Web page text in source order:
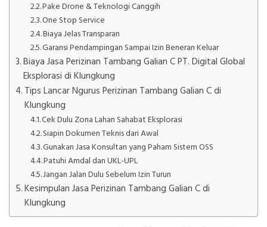
Pake Drone & Teknologi Canggih
One Stop Service
Biaya Jelas Transparan
Garansi Pendampingan Sampai Izin Beneran Keluar
Biaya Jasa Perizinan Tambang Galian C PT. Digital Global
Eksplorasi di Klungkung
Tips Lancar Ngurus Perizinan Tambang Galian C di
Klungkung
Cek Dulu Zona Lahan Sahabat Eksplorasi
Siapin Dokumen Teknis dari Awal
Gunakan Jasa Konsultan yang Paham Sistem OSS
Patuhi Amdal dan UKL-UPL
Jangan Jalan Dulu Sebelum Izin Turun
Kesimpulan Jasa Perizinan Tambang Galian C di
Klungkung